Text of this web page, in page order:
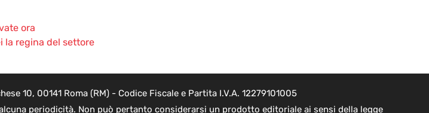
ora
la regina del settore
10, 00141 Roma (RM) - Codice Fiscale e Partita I.V.A. 12279101005
periodicità. Non può pertanto considerarsi un prodotto editoriale ai sensi della legge